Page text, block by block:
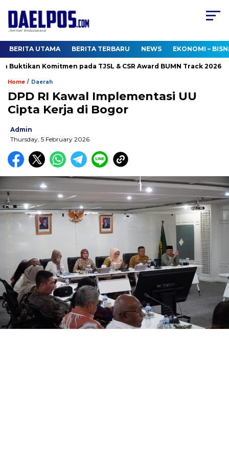
BERITA UTAMA BERITA TERBARU NEWS EKONOMI –
Komitmen pada TJSL & CSR Award BUMN Track 2026
Home / Daerah
DPD RI Kawal Implementasi UU
Cipta Kerja di Bogor
Admin
Thursday, 5 February 2026